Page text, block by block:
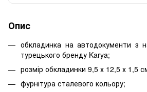
Опис
обкладинка на автодокументи з
турецького бренду Karya;
розмір обкладинки 9,5 х 12,5 х 1,5
фурнітура сталевого кольору;